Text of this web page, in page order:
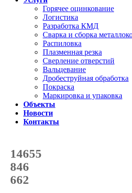
Горячее оцинкование
Логистика
Разработка КМД
Сварка и сборка
Распиловка
Плазменная резка
Сверление отверстий
Вальцевание
Дробеструйная обработка
Покраска
Маркировка и упаковка
Объекты
Новости
Контакты
14655
с начала года
846
с начала месяца
662
с начала недели